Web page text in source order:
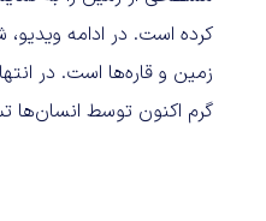
کرده است. در ادامه
زمین و قاره‌ها است. در
گرم اکنون توسط